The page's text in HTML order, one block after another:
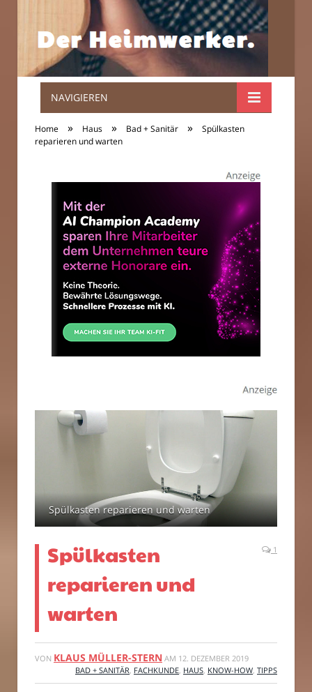
Der
Heimwerker.
NAVIGIEREN
Home » Haus » Bad + Sanitär »
Spülkasten
reparieren und warten
Spülkasten reparieren und warten
Spülkasten
reparieren und
warten
1
VON KLAUS MÜLLER-STERN AM 12. DEZEMBER 2019
BAD + SANITÄR, FACHKUNDE, HAUS, KNOW-HOW, TIPPS